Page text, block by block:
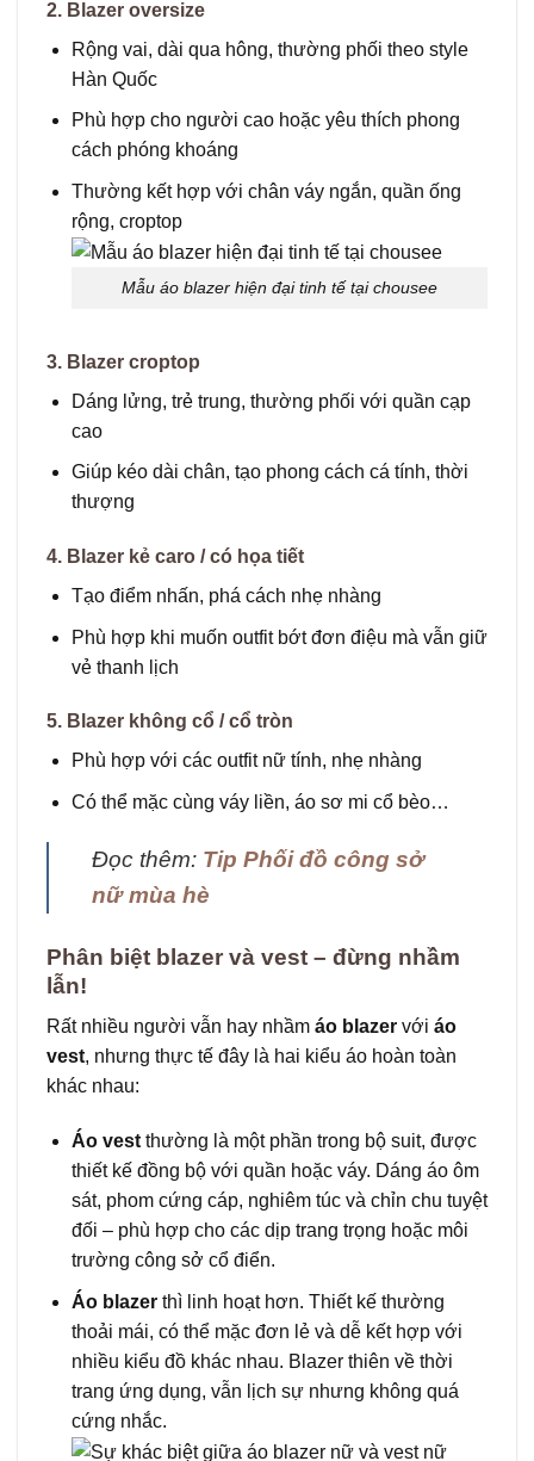
2. Blazer oversize
Rộng vai, dài qua hông, thường phối theo style
Hàn Quốc
Phù hợp cho người cao hoặc yêu thích phong
cách phóng khoáng
Thường kết hợp với chân váy ngắn, quần ống
rộng, croptop
Mẫu áo blazer hiện đại tinh tế tại chousee
3. Blazer croptop
Dáng lửng, trẻ trung, thường phối với quần cạp
cao
Giúp kéo dài chân, tạo phong cách cá tính, thời
thượng
4. Blazer kẻ caro / có họa tiết
Tạo điểm nhấn, phá cách nhẹ nhàng
Phù hợp khi muốn outfit bớt đơn điệu mà vẫn giữ
vẻ thanh lịch
5. Blazer không cổ / cổ tròn
Phù hợp với các outfit nữ tính, nhẹ nhàng
Có thể mặc cùng váy liền, áo sơ mi cổ bèo…
Đọc thêm: Tip Phối đồ công sở
nữ mùa hè
Phân biệt blazer và vest – đừng nhầm
lẫn!
Rất nhiều người vẫn hay nhầm áo blazer với áo
vest, nhưng thực tế đây là hai kiểu áo hoàn toàn
khác nhau:
Áo vestthường là một phần trong bộ suit, được
thiết kế đồng bộ với quần hoặc váy. Dáng áo ôm
sát, phom cứng cáp, nghiêm túc và chỉn chu tuyệt
đối – phù hợp cho các dịp trang trọng hoặc môi
trường công sở cổ điển.
Áo blazer thì linh hoạt hơn. Thiết kế thường
thoải mái, có thể mặc đơn lẻ và dễ kết hợp với
nhiều kiểu đồ khác nhau. Blazer thiên về thời
trang ứng dụng, vẫn lịch sự nhưng không quá
cứng nhắc.